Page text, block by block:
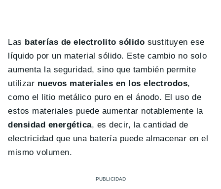
Las baterías de electrolito sólido sustituyen ese
líquido por un material sólido. Este cambio no solo
aumenta la seguridad, sino que también permite
utilizar nuevos materiales en los electrodos,
como el litio metálico puro en el ánodo. El uso de
estos materiales puede aumentar notablemente la
densidad energética, es decir, la cantidad de
electricidad que una batería puede almacenar en el
mismo volumen.